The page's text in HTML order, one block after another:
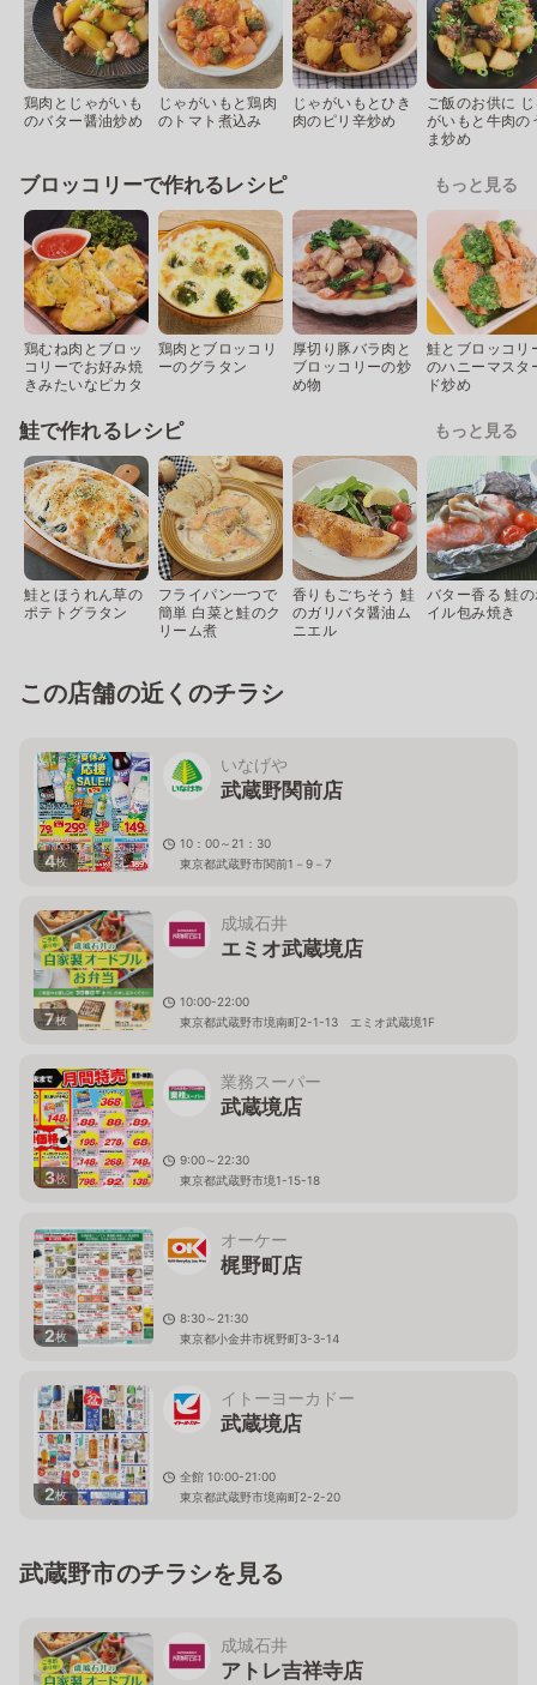
鶏肉とじゃがいも
のバター醤油炒め
じゃがいもと鶏肉
のトマト煮込み
じゃがいもとひき
肉のピリ辛炒め
ご飯のお供に
がいもと牛肉の
ま炒め
ブロッコリーで作れるレシピ もっと見る
鶏むね肉とブロッ
コリーでお好み焼
きみたいなピカタ
鶏肉とブロッコリ
ーのグラタン
厚切り豚バラ肉と
ブロッコリーの炒
め物
鮭とブロッコリ
のハニーマスタ
ド炒め
鮭で作れるレシピ もっと見る
鮭とほうれん草の
ポテトグラタン
フライパン一つで
簡単 白菜と鮭のク
リーム煮
香りもごちそう 鮭
のガリバタ醤油ム
ニエル
バター香る 鮭
イル包み焼き
この店舗の近くのチラシ
4枚
いなげや
武蔵野関前店
10：00～21：30
東京都武蔵野市関前1－9－7
7枚
成城石井
エミオ武蔵境店
10:00-22:00
東京都武蔵野市境南町2-1-13 エミオ武蔵境1F
3枚
業務スーパー
武蔵境店
9:00～22:30
東京都武蔵野市境1-15-18
2枚
オーケー
梶野町店
8:30～21:30
東京都小金井市梶野町3-3-14
2枚
イトーヨーカドー
武蔵境店
全館 10:00-21:00
東京都武蔵野市境南町2-2-20
武蔵野市のチラシを見る
成城石井
アトレ吉祥寺店